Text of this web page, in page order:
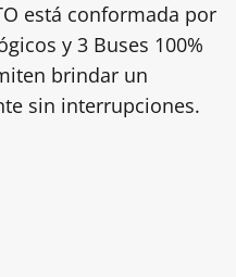
está conformada por
y 3 Buses 100%
brindar un
sin interrupciones.